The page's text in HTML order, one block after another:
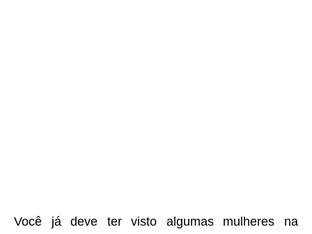
Você já deve ter visto algumas mulheres na